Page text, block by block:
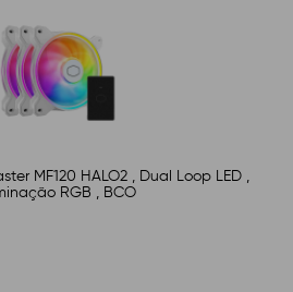
MF120 HALO2 , Dual Loop LED ,
RGB , BCO